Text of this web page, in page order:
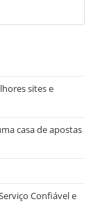
sites e
casa de apostas
Confiável e